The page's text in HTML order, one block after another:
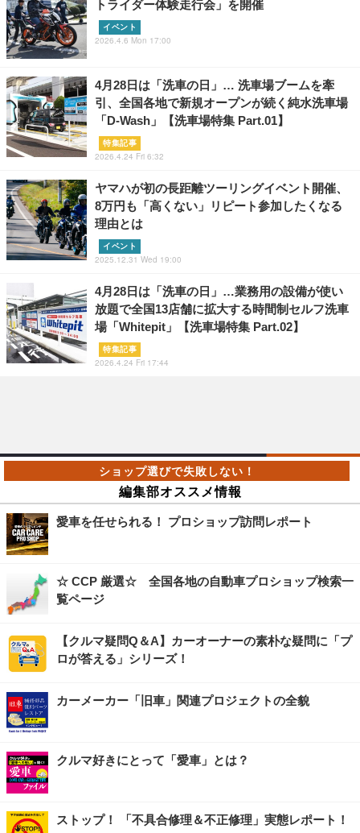
トライダー体験走行会」を開催
イベント
2026.4.6 Mon 17:00
4月28日は「洗車の日」… 洗車場ブームを牽
引、全国各地で新規オープンが続く純水洗車場
「D-Wash」【洗車場特集 Part.01】
特集記事
2026.4.24 Fri 6:32
ヤマハが初の長距離ツーリングイベント開催、
8万円も「高くない」リピート参加したくなる
理由とは
イベント
2025.12.31 Wed 19:00
4月28日は「洗車の日」…業務用の設備が使い
放題で全国13店舗に拡大する時間制セルフ洗車
場「Whitepit」【洗車場特集 Part.02】
特集記事
2026.4.24 Fri 17:44
編集部オススメ情報
愛車を任せられる！ プロショップ訪問レポート
☆ CCP 厳選☆ 全国各地の自動車プロショップ検索一
覧ページ
【クルマ疑問Q＆A】カーオーナーの素朴な疑問に「プ
ロが答える」シリーズ！
カーメーカー「旧車」関連プロジェクトの全貌
クルマ好きにとって「愛車」とは？
ストップ！ 「不具合修理＆不正修理」実態レポート！